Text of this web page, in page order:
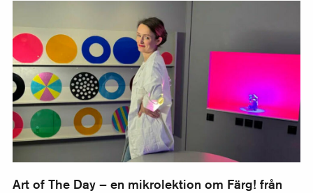
Art of The Day – en mikrolektion om Färg! från PREKS
Art of The Day – en mikrolektion om Färg! från